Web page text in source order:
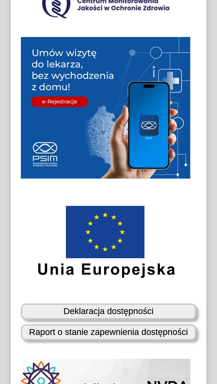
Deklaracja dostępności
Raport o stanie zapewnienia dostępności